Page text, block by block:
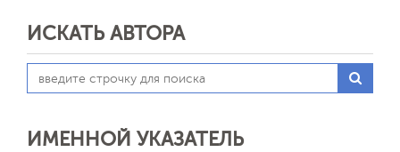
ИСКАТЬ АВТОРА
ИМЕННОЙ УКАЗАТЕЛЬ